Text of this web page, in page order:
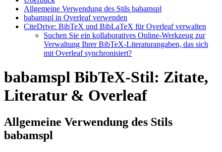
Allgemeine Verwendung des Stils babamspl
babamspl in Overleaf verwenden
CiteDrive: BibTeX und BibLaTeX für Overleaf verwalten
Suchen Sie ein kollaboratives Online-Werkzeug zur
Verwaltung Ihrer BibTeX-Literaturangaben, das sich
mit Overleaf synchronisiert?
babamspl BibTeX-Stil: Zitate,
Literatur & Overleaf
Allgemeine Verwendung des Stils
babamspl